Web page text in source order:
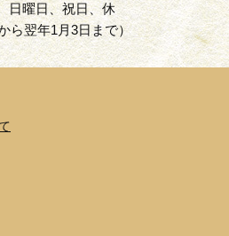
日曜日、祝日、休
ら翌年1月3日まで）